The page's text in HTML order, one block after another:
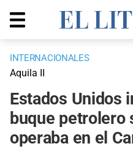
INTERNACIONALES
Aquila II
Estados Unidos
buque petrolero
operaba en el